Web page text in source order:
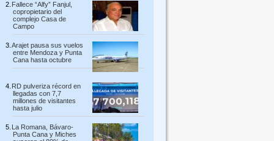
Fallece “Alfy” Fanjul,
copropietario del
complejo Casa de
Campo
Arajet pausa sus vuelos
entre Mendoza y Punta
Cana hasta octubre
RD pulveriza récord en
llegadas con 7,7
millones de visitantes
hasta julio
La Romana, Bávaro-
Punta Cana y Miches